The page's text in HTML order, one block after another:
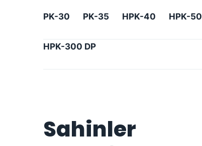
PK-30 PK-35 HPK-40 HPK-50
HPK-300 DP
Sahinler